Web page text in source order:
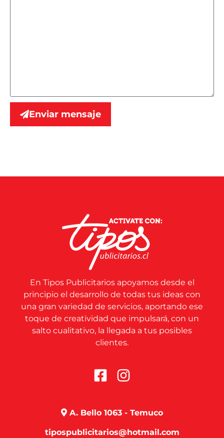
Enviar mensaje
En Tipos Publicitarios apoyamos desde el
principio el desarrollo de todas tus ideas con
una gran variedad de servicios, aportando ese
toque de creatividad que impulsará, con un
salto cualitativo, la llegada a tus posibles
clientes.
A. Bello 1063 - Temuco
tipospublicitarios@hotmail.com